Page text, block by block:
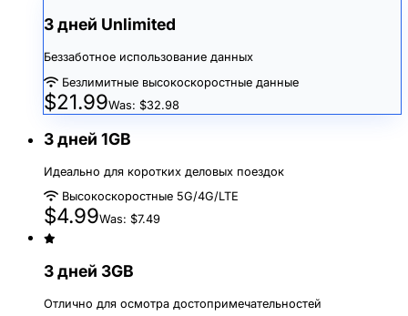
3 дней Unlimited
Беззаботное использование данных
Безлимитные высокоскоростные данные
$21.99Was: $32.98
3 дней 1GB
Идеально для коротких деловых поездок
Высокоскоростные 5G/4G/LTE
$4.99Was: $7.49
3 дней 3GB
Отлично для осмотра достопримечательностей